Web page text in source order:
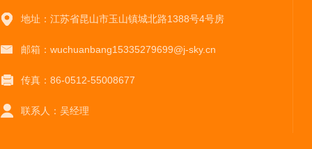
地址：江苏省昆山市玉山镇城北路1388号4号房
邮箱：wuchuanbang15335279699@j-sky.cn
传真：86-0512-55008677
联系人：吴经理